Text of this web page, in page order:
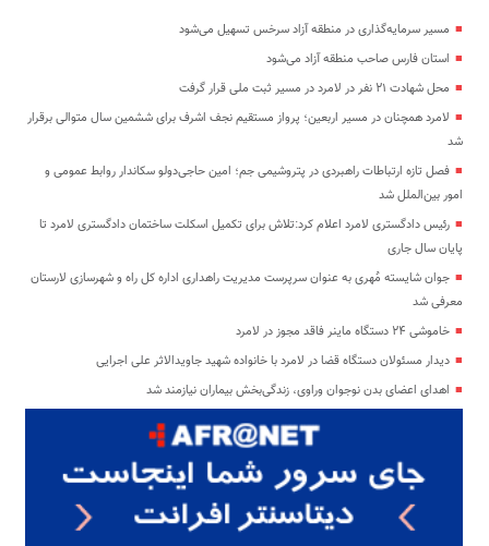
مسیر سرمایه‌گذاری در منطقه آزاد سرخس تسهیل می‌شود
استان فارس صاحب منطقه آزاد می‌شود
محل شهادت ۲۱ نفر در لامرد در مسیر ثبت ملی قرار گرفت
لامرد همچنان در مسیر اربعین؛ پرواز مستقیم نجف اشرف برای ششمین سال متوالی برقرار
شد
فصل تازه ارتباطات راهبردی در پتروشیمی جم؛ امین حاجی‌دولو سکاندار روابط عمومی و
امور بین‌الملل شد
رئیس دادگستری لامرد اعلام کرد:تلاش برای تکمیل اسکلت ساختمان دادگستری لامرد تا
پایان سال جاری
جوان شایسته مُهری به عنوان سرپرست مدیریت راهداری اداره کل راه و شهرسازی لارستان
معرفی شد
خاموشی ۲۴ دستگاه ماینر فاقد مجوز در لامرد
دیدار مسئولان دستگاه قضا در لامرد با خانواده شهید جاویدالاثر علی اجرایی
اهدای اعضای بدن نوجوان وراوی، زندگی‌بخش بیماران نیازمند شد